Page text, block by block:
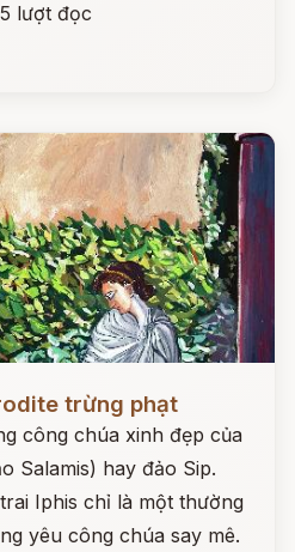
lượt đọc
trừng phạt
công chúa xinh đẹp của
Salamis) hay đảo Sip.
Iphis chỉ là một thường
yêu công chúa say mê.